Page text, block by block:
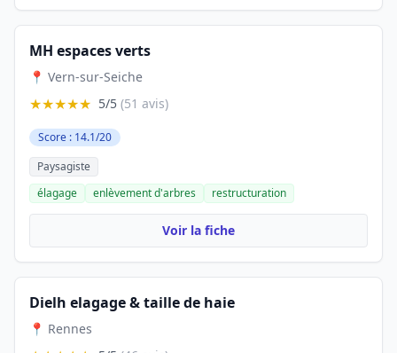
MH espaces verts
📍 Vern-sur-Seiche
★★★★★ 5/5 (51 avis)
Score : 14.1/20
Paysagiste
élagage
enlèvement d'arbres restructuration
Voir la fiche
Dielh elagage & taille de haie
📍 Rennes